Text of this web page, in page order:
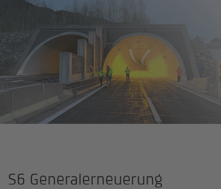
S6 Generalerneuerung